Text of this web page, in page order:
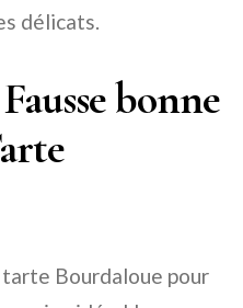
délicats.
bonne
Bourdaloue pour